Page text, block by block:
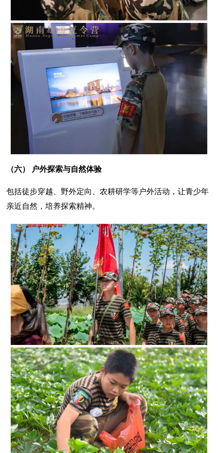
（六） 户外探索与自然体验
包括徒步穿越、野外定向、农耕研学等户外活动，让青少年
亲近自然，培养探索精神。